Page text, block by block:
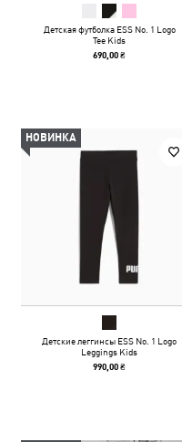
Детская футболка ESS No. 1 Logo
Tee Kids
690,00 ₴
НОВИНКА
Детские леггинсы ESS No. 1 Logo
Leggings Kids
990,00 ₴